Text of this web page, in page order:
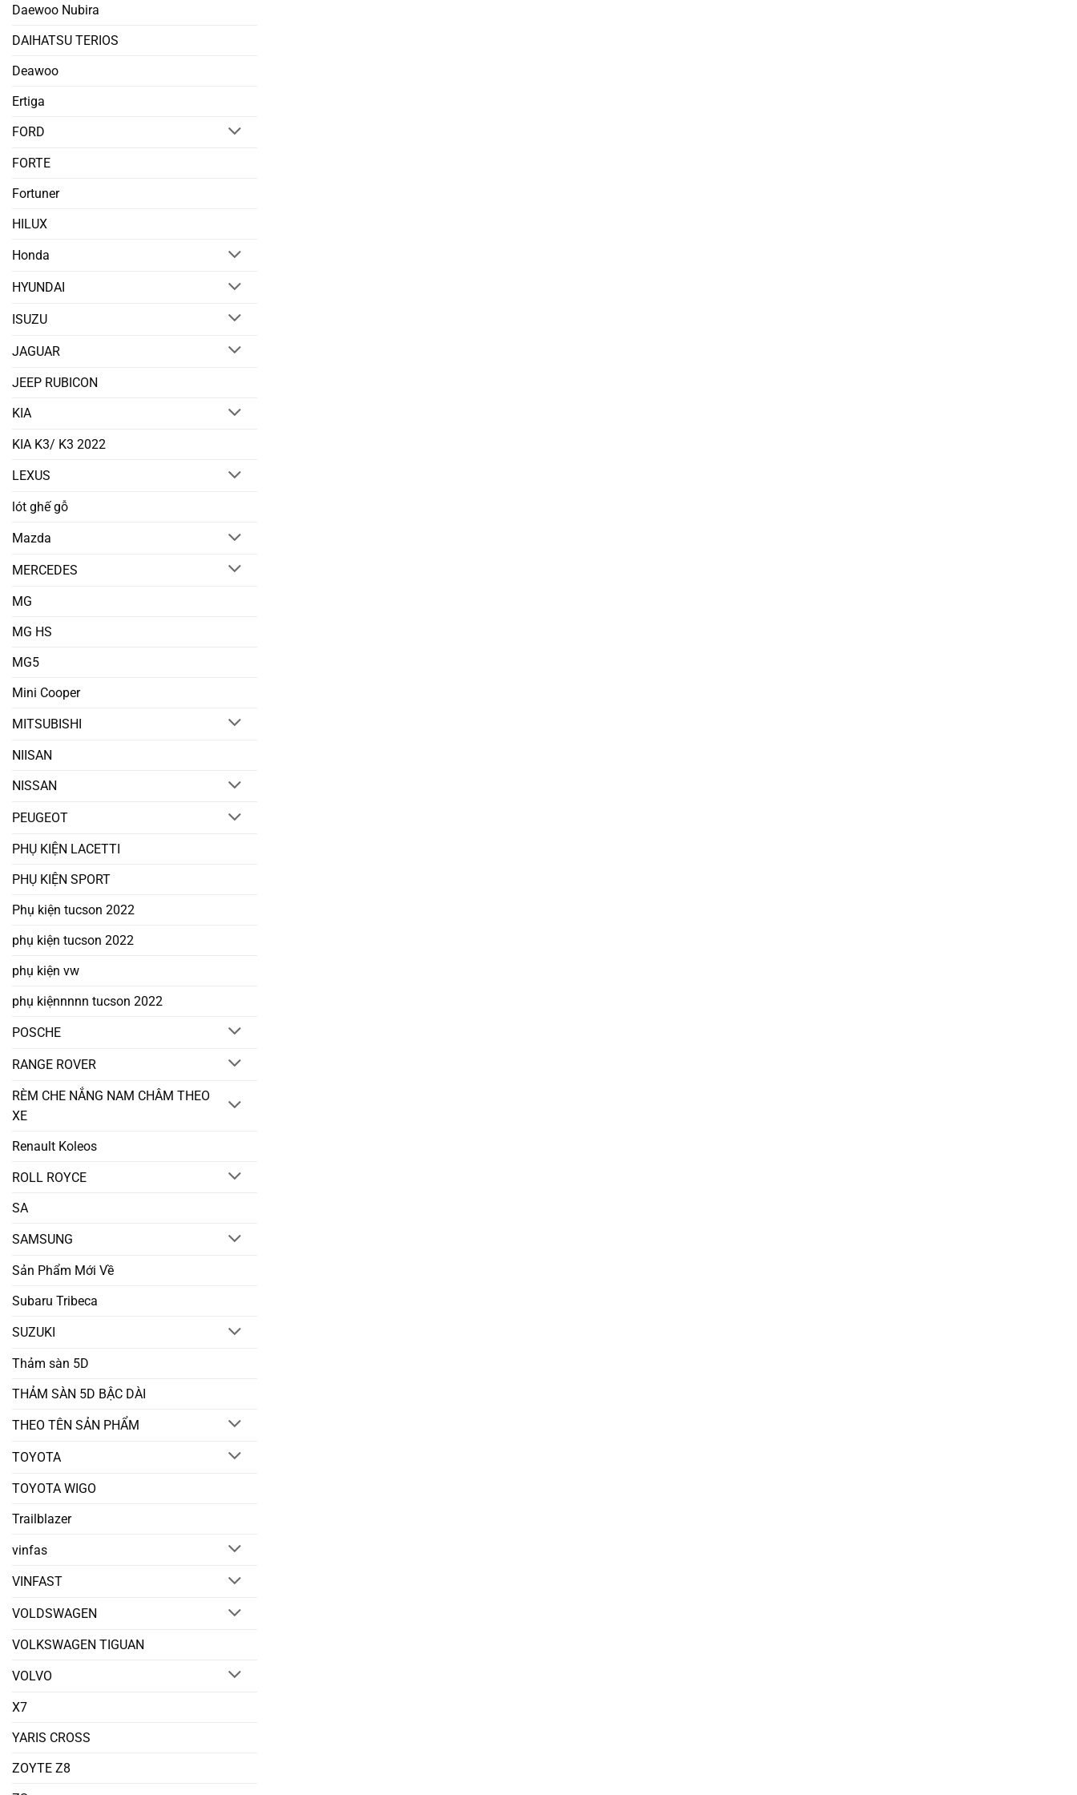
Daewoo Nubira
DAIHATSU TERIOS
Deawoo
Ertiga
FORD
FORTE
Fortuner
HILUX
Honda
HYUNDAI
ISUZU
JAGUAR
JEEP RUBICON
KIA
KIA K3/ K3 2022
LEXUS
lót ghế gỗ
Mazda
MERCEDES
MG
MG HS
MG5
Mini Cooper
MITSUBISHI
NIISAN
NISSAN
PEUGEOT
PHỤ KIỆN LACETTI
PHỤ KIỆN SPORT
Phụ kiện tucson 2022
phụ kiện tucson 2022
phụ kiện vw
phụ kiệnnnnn tucson 2022
POSCHE
RANGE ROVER
RÈM CHE NẮNG NAM CHÂM THEO
XE
Renault Koleos
ROLL ROYCE
SA
SAMSUNG
Sản Phẩm Mới Về
Subaru Tribeca
SUZUKI
Thảm sàn 5D
THẢM SÀN 5D BẬC DÀI
THEO TÊN SẢN PHẨM
TOYOTA
TOYOTA WIGO
Trailblazer
vinfas
VINFAST
VOLDSWAGEN
VOLKSWAGEN TIGUAN
VOLVO
X7
YARIS CROSS
ZOYTE Z8